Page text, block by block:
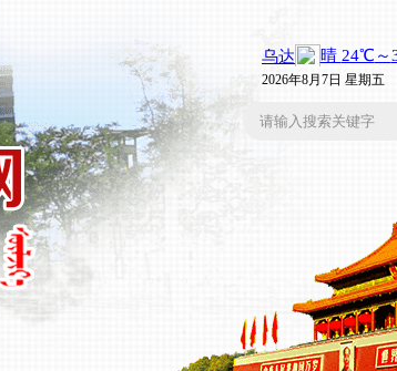
2026年8月7日 星期五